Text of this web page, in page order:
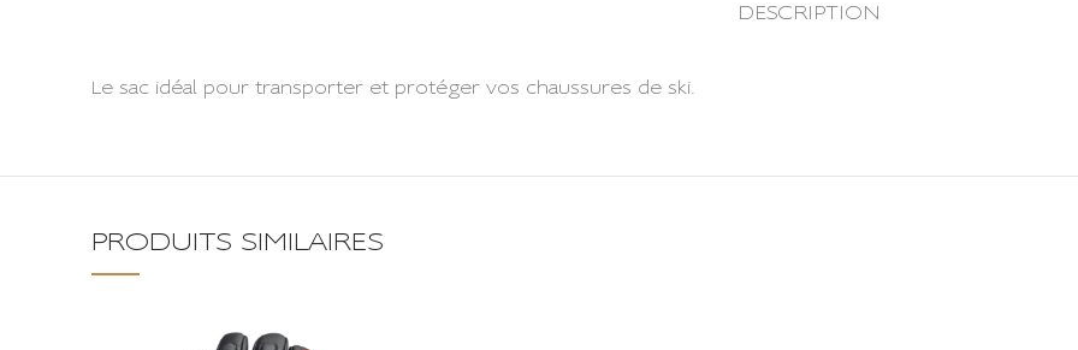
DESCRIPTION
Le sac idéal pour transporter et protéger vos chaussures de ski.
PRODUITS SIMILAIRES